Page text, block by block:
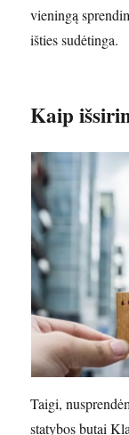
vieningą
išties sudėtinga.
Kaip
Taigi,
statybos butai